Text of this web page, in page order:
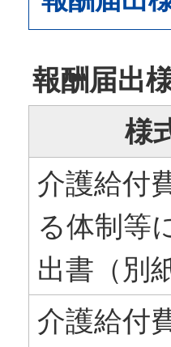
報酬届出
様
介護給付
る体制等
出書（別
介護給付